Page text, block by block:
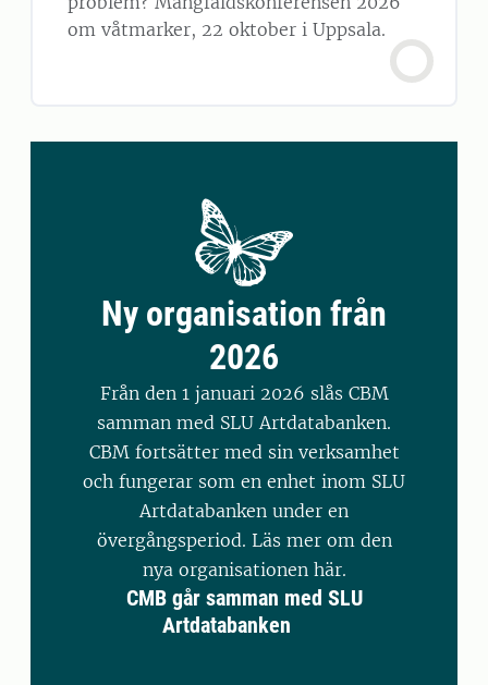
om våtmarker, 22 oktober i Uppsala.
Ny organisation från
2026
Från den 1 januari 2026 slås CBM
samman med SLU Artdatabanken.
CBM fortsätter med sin verksamhet
och fungerar som en enhet inom SLU
Artdatabanken under en
övergångsperiod. Läs mer om den
nya organisationen här.
CMB går samman med SLU
Artdatabanken